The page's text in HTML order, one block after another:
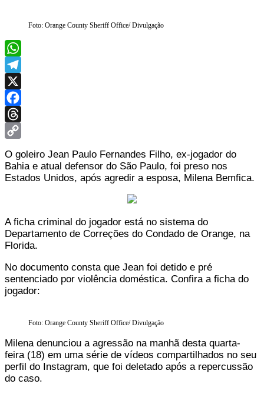
Foto: Orange County Sheriff Office/ Divulgação
WhatsApp
Telegram
X
Facebook
Threads
Link
O goleiro Jean Paulo Fernandes Filho, ex-jogador do
Bahia e atual defensor do São Paulo, foi preso nos
Estados Unidos, após agredir a esposa, Milena Bemfica.
A ficha criminal do jogador está no sistema do
Departamento de Correções do Condado de Orange, na
Florida.
No documento consta que Jean foi detido e pré
sentenciado por violência doméstica. Confira a ficha do
jogador:
Foto: Orange County Sheriff Office/ Divulgação
Milena denunciou a agressão na manhã desta quarta-
feira (18) em uma série de vídeos compartilhados no seu
perfil do Instagram, que foi deletado após a repercussão
do caso.